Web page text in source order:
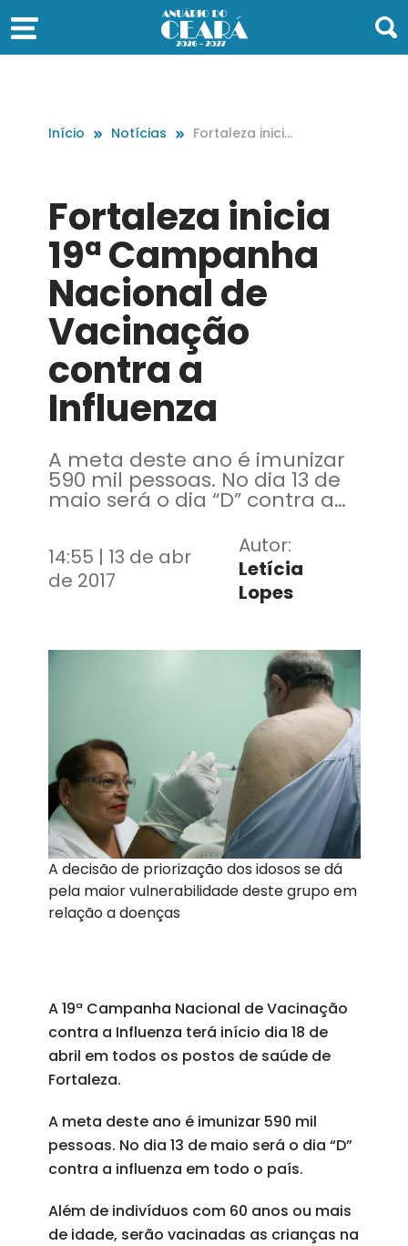
Início Notícias
Fortaleza inicia
a Influenza
Fortaleza inicia
19ª Campanha
Nacional de
Vacinação
contra a
Influenza
A meta deste ano é imunizar
590 mil pessoas. No dia 13 de
maio será o dia “D” contra a
14:55 | 13 de abr
de 2017
Autor:
Letícia
Lopes
A decisão de priorização dos idosos se dá
pela maior vulnerabilidade deste grupo em
relação a doenças
A 19ª Campanha Nacional de Vacinação
contra a Influenza terá início dia 18 de
abril em todos os postos de saúde de
Fortaleza.
A meta deste ano é imunizar 590 mil
pessoas. No dia 13 de maio será o dia “D”
contra a influenza em todo o país.
Além de indivíduos com 60 anos ou mais
de idade, serão vacinadas as crianças na